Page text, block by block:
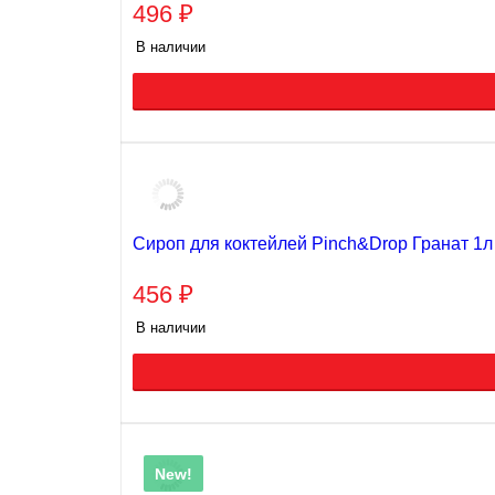
496 ₽
В наличии
Сироп для коктейлей Pinch&Drop Гранат 1л
456 ₽
В наличии
New!